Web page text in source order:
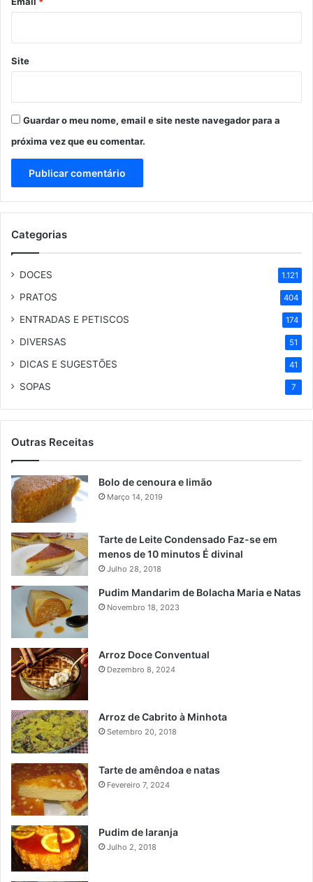
Site
Guardar o meu nome, email e site neste navegador para a
próxima vez que eu comentar.
Categorias
DOCES 1.121
PRATOS 404
ENTRADAS E PETISCOS 174
DIVERSAS 51
DICAS E SUGESTÕES 41
SOPAS 7
Outras Receitas
Bolo de cenoura e limão
Março 14, 2019
Tarte de Leite Condensado Faz-se em
menos de 10 minutos É divinal
Julho 28, 2018
Pudim Mandarim de Bolacha Maria e Natas
Novembro 18, 2023
Arroz Doce Conventual
Dezembro 8, 2024
Arroz de Cabrito à Minhota
Setembro 20, 2018
Tarte de amêndoa e natas
Fevereiro 7, 2024
Pudim de laranja
Julho 2, 2018